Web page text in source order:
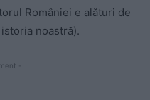
României e alături de
noastră).
-